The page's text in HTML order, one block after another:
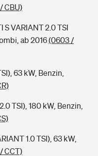
CBU)
S VARIANT 2.0 TSI
ab 2016(0603 /
63 kW, Benzin,
TSI), 180 kW, Benzin,
1.0 TSI), 63 kW,
CCT)